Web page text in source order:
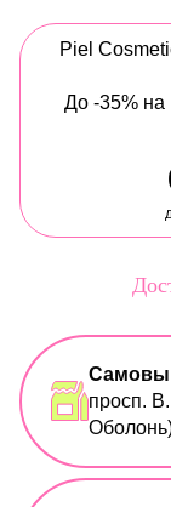
Piel
До -35% на
просп.